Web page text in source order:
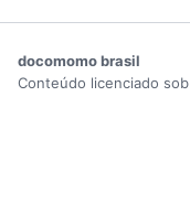
docomomo brasil
Conteúdo licenciado sob